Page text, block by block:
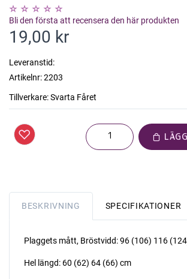
Bli den första att recensera den här produkten
19,00 kr
Leveranstid:
Artikelnr:2203
Tillverkare:Svarta Fåret
BESKRIVNING SPECIFIKATIONER
Plaggets mått, Bröstvidd: 96 (106) 116
Hel längd: 60 (62) 64 (66) cm